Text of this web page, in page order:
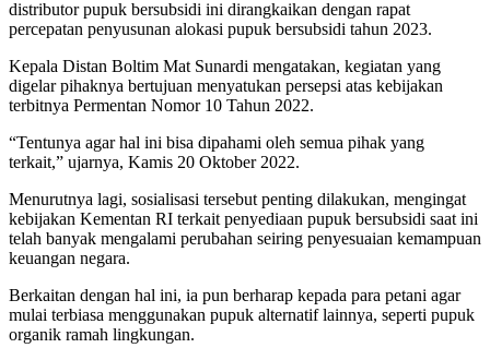
distributor pupuk bersubsidi ini dirangkaikan dengan rapat
percepatan penyusunan alokasi pupuk bersubsidi tahun 2023.
Kepala Distan Boltim Mat Sunardi mengatakan, kegiatan yang
digelar pihaknya bertujuan menyatukan persepsi atas kebijakan
terbitnya Permentan Nomor 10 Tahun 2022.
“Tentunya agar hal ini bisa dipahami oleh semua pihak yang
terkait,” ujarnya, Kamis 20 Oktober 2022.
Menurutnya lagi, sosialisasi tersebut penting dilakukan, mengingat
kebijakan Kementan RI terkait penyediaan pupuk bersubsidi saat ini
telah banyak mengalami perubahan seiring penyesuaian kemampuan
keuangan negara.
Berkaitan dengan hal ini, ia pun berharap kepada para petani agar
mulai terbiasa menggunakan pupuk alternatif lainnya, seperti pupuk
organik ramah lingkungan.